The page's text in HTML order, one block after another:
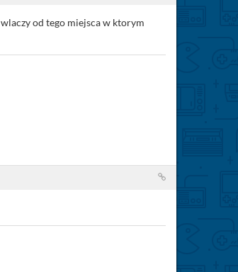
od tego miejsca w ktorym